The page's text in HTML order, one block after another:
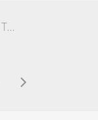
Oosterend Present op sien Tessels